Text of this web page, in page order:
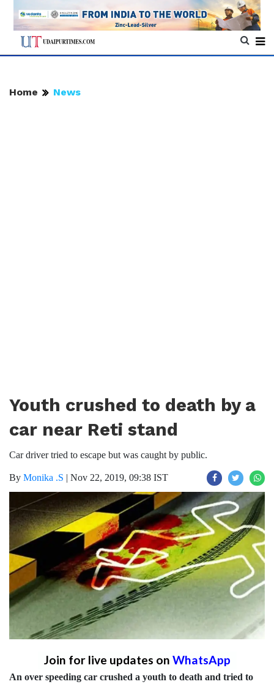
Home News
Youth crushed to death by a
car near Reti stand
Car driver tried to escape but was caught by public.
By Monika .S | Nov 22, 2019, 09:38 IST
Join for live updates on WhatsApp
An over speeding car crushed a youth to death and tried to